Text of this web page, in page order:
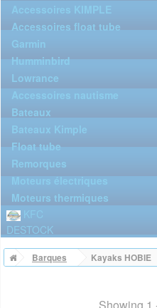
Accessoires KIMPLE
Accessoires float tube
Garmin
Humminbird
Lowrance
Accessoires nautisme
Bateaux
Bateaux Kimple
Float tube
Remorques
Moteurs électriques
Moteurs thermiques
KFC
DESTOCK
Barques Kayaks HOBIE